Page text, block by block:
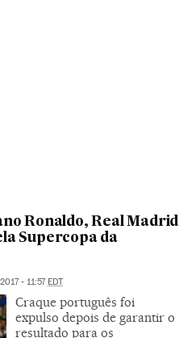
Ronaldo, Real Madrid
Supercopa da
- 11:57EDT
Craque português foi
expulso depois de garantir o
resultado para os